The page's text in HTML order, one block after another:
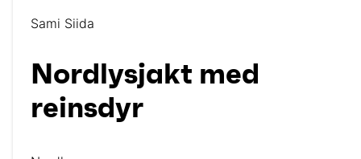
Sami Siida
Nordlysjakt med
reinsdyr